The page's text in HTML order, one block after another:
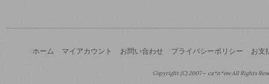
ホーム マイアカウント お問い合わせ プライバシーポリシー お支
Copyright (C) 2007～ ca*n*ow All Rights